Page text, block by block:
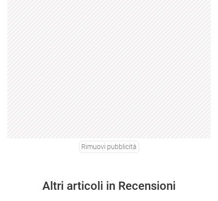
Rimuovi pubblicità
Altri articoli in Recensioni